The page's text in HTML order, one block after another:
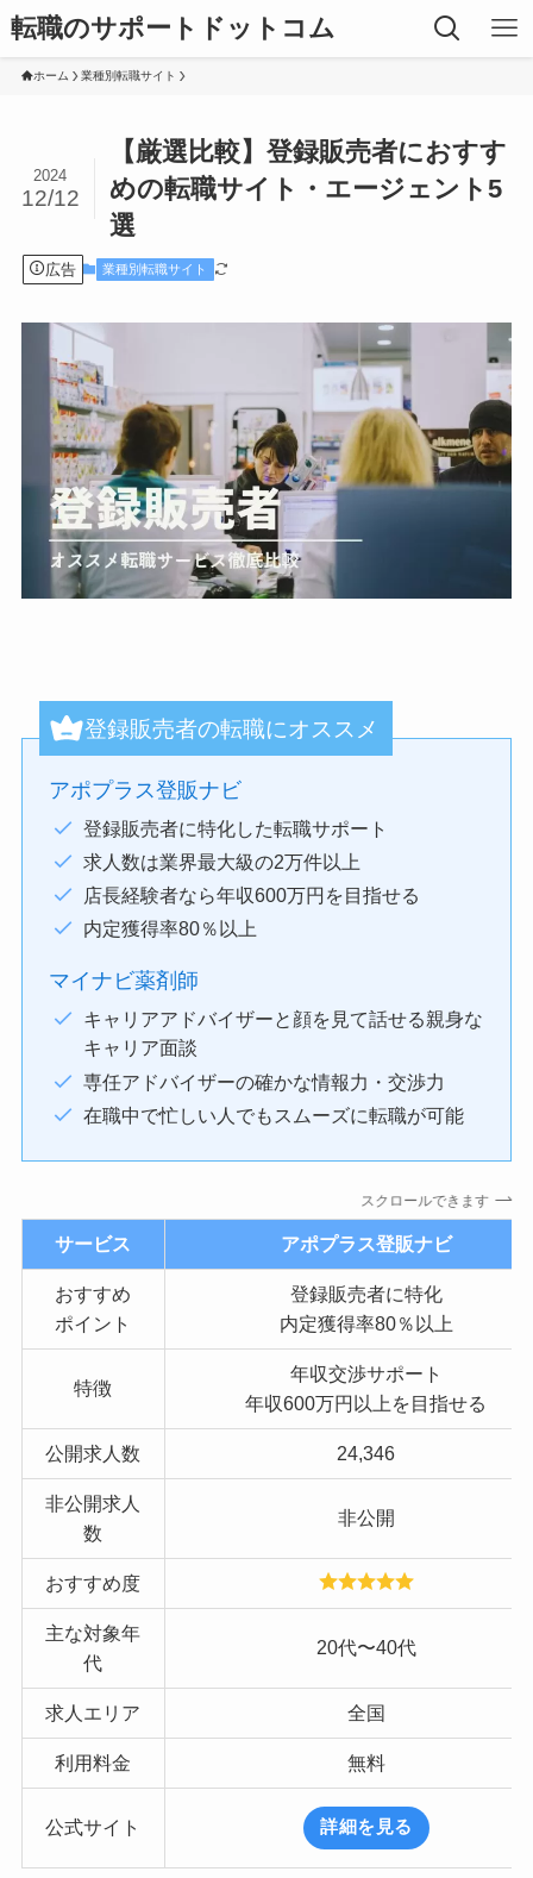
転職のサポートドットコム
ホーム 業種別転職サイト
【厳選比較】登録販売者におすす
めの転職サイト・エージェント5
選
2024
12/12
広告 業種別転職サイト
登録販売者の転職にオススメ
アポプラス登販ナビ
登録販売者に特化した転職サポート
求人数は業界最大級の2万件以上
店長経験者なら年収600万円を目指せる
内定獲得率80％以上
マイナビ薬剤師
キャリアアドバイザーと顔を見て話せる親身な
キャリア面談
専任アドバイザーの確かな情報力・交渉力
在職中で忙しい人でもスムーズに転職が可能
スクロールできます
サービス アポプラス登販ナビ
おすすめ
ポイント
登録販売者に特化
内定獲得率80％以上
特徴
年収交渉サポート
年収600万円以上を目指せる
公開求人数 24,346
非公開求人
数
非公開
おすすめ度
主な対象年
代
20代〜40代
求人エリア 全国
利用料金 無料
公式サイト 詳細を見る